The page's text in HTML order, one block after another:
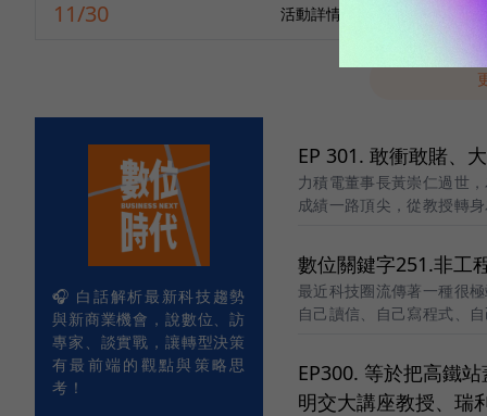
11/30 活動詳情 10/14
🎧 白話解析最新科技趨勢
與新商業機會，說數位、訪
專家、談實戰，讓轉型決策
有最前端的觀點與策略思
考！
EP 301. 敢衝敢賭、
力積電董事長黃崇仁過世
成績一路頂尖，從教授轉
數位關鍵字251.非工
最近科技圈流傳著一種很
自己讀信、自己寫程式、
EP300. 等於把高鐵
明交大講座教授、瑞